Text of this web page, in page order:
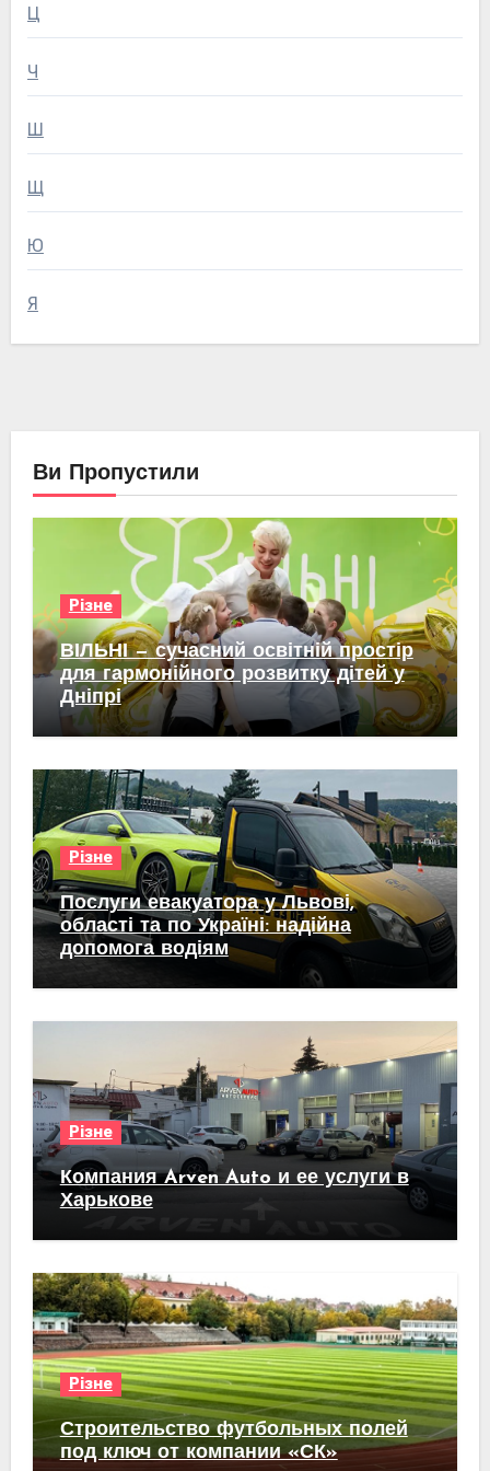
Ц
Ч
Ш
Щ
Ю
Я
Ви Пропустили
Різне
ВІЛЬНІ — сучасний освітній простір
для гармонійного розвитку дітей у
Дніпрі
Різне
Послуги евакуатора у Львові,
області та по Україні: надійна
допомога водіям
Різне
Компания Arven Auto и ее услуги в
Харькове
Різне
Строительство футбольных полей
под ключ от компании «СК»